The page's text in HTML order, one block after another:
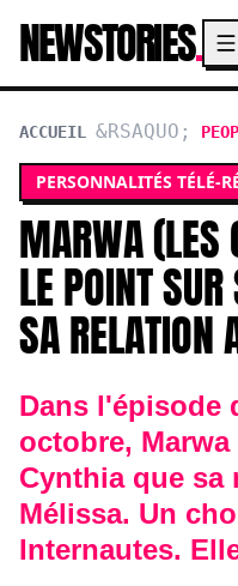
NEWSTORIES.
ACCUEIL
PERSONNALITÉS TÉLÉ-
MARWA (LES
LE POINT
SA RELATION
Dans l'épisode
octobre,
Cynthia que sa
Mélissa. Un
Internautes.